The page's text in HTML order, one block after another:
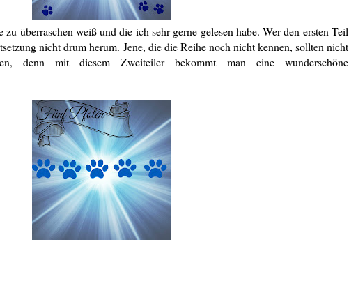
zu überraschen weiß und die ich sehr gerne gelesen habe. Wer den ersten Teil
nicht drum herum. Jene, die die Reihe noch nicht kennen, sollten nicht
denn mit diesem Zweiteiler bekommt man eine wunderschöne